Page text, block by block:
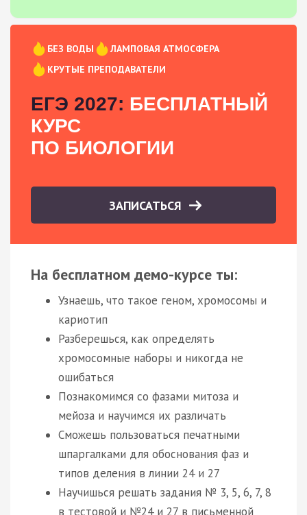
БЕЗ ВОДЫ
ЛАМПОВАЯ АТМОСФЕРА
КРУТЫЕ ПРЕПОДАВАТЕЛИ
ЕГЭ 2027: БЕСПЛАТНЫЙ
КУРС
ПО БИОЛОГИИ
ЗАПИСАТЬСЯ
На бесплатном демо-курсе ты:
Узнаешь, что такое геном, хромосомы и
кариотип
Разберешься, как определять
хромосомные наборы и никогда не
ошибаться
Познакомимся со фазами митоза и
мейоза и научимся их различать
Сможешь пользоваться печатными
шпаргалками для обоснования фаз и
типов деления в линии 24 и 27
Научишься решать задания № 3, 5, 6, 7, 8
в тестовой и №24 и 27 в письменной